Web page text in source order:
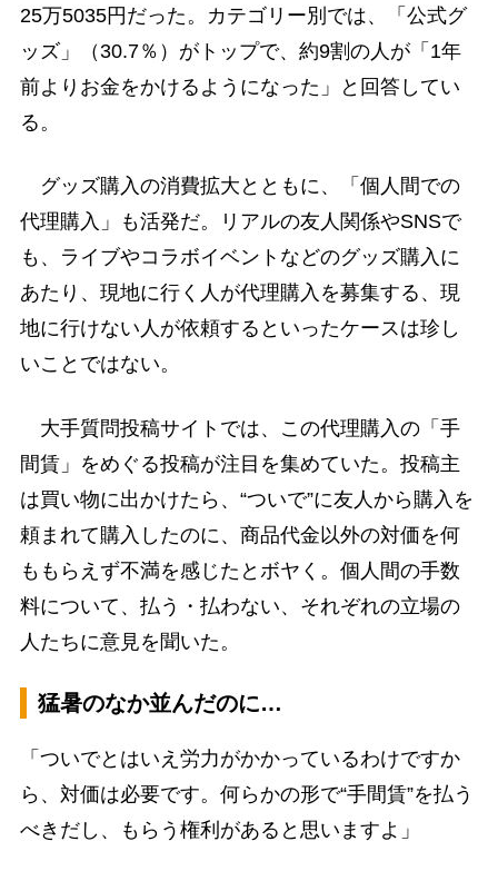
25万5035円だった。カテゴリー別では、「公式グ
ッズ」（30.7％）がトップで、約9割の人が「1年
前よりお金をかけるようになった」と回答してい
る。
グッズ購入の消費拡大とともに、「個人間での
代理購入」も活発だ。リアルの友人関係やSNSで
も、ライブやコラボイベントなどのグッズ購入に
あたり、現地に行く人が代理購入を募集する、現
地に行けない人が依頼するといったケースは珍し
いことではない。
大手質問投稿サイトでは、この代理購入の「手
間賃」をめぐる投稿が注目を集めていた。投稿主
は買い物に出かけたら、“ついで”に友人から購入を
頼まれて購入したのに、商品代金以外の対価を何
ももらえず不満を感じたとボヤく。個人間の手数
料について、払う・払わない、それぞれの立場の
人たちに意見を聞いた。
猛暑のなか並んだのに…
「ついでとはいえ労力がかかっているわけですか
ら、対価は必要です。何らかの形で“手間賃”を払う
べきだし、もらう権利があると思いますよ」